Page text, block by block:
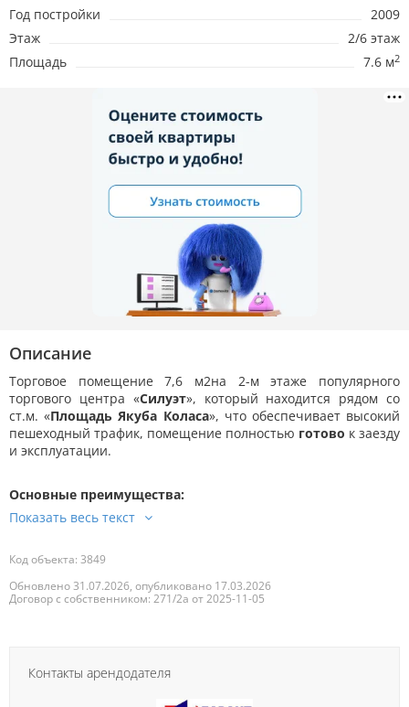
Год постройки
2009
Этаж
2/6 этаж
Площадь
7.6 м2
Описание
Торговое помещение 7,6 м2на 2-м этаже популярного
торгового центра «Силуэт», который находится рядом со
ст.м. «Площадь Якуба Коласа», что обеспечивает высокий
пешеходный трафик, помещение полностью готово к заезду
и эксплуатации.
Основные преимущества:
Код объекта: 3849
Обновлено 31.07.2026, опубликовано 17.03.2026
Договор с собственником: 271/2а от 2025-11-05
Контакты арендодателя